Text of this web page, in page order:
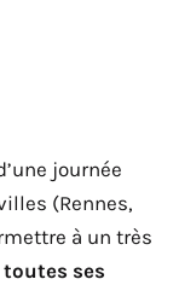
journée
(Rennes,
à un très
ses